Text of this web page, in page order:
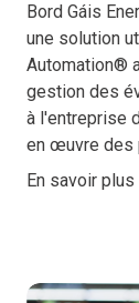
Bord Gáis
une solution
Automation®
gestion des
à l'entreprise
en œuvre des
En savoir plus